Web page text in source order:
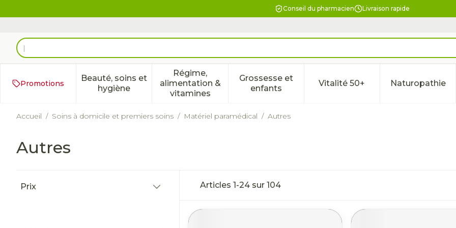
Conseil du pharmacien Livraison rapide
Rechercher
Promotions
Beauté, soins et
hygièneAfficher le sous-menu pour la catégorie Beauté, soins et hygiène
Régime,
alimentation &
vitamines
Afficher le sous-menu pour la catégorie Régime, alimentation &
Grossesse et
enfantsAfficher le sous-menu pour la catégorie
Vitalité 50+Afficher le sous-menu pour
Naturopathie
Afficher
Accueil / Soins à domicile et premiers soins / Matériel paramédical / Autres
Autres
Prix
Articles 1-24 sur 104